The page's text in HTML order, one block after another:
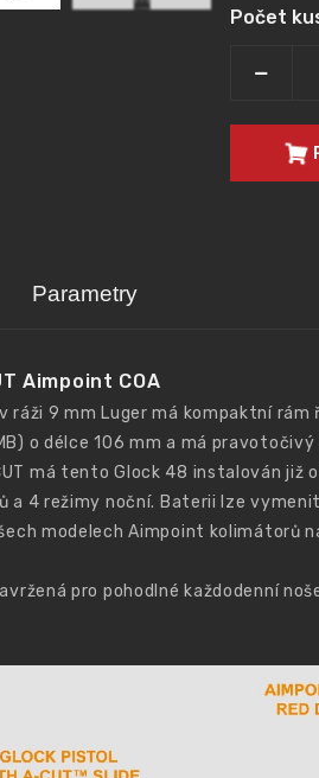
Počet
Parametry
Aimpoint COA
ráži 9 mm Luger má kompaktní
o délce 106 mm a má
má tento Glock 48 instalován již
a 4 režimy noční. Baterii lze
modelech Aimpoint kolimátorů
pro pohodlné každodenní